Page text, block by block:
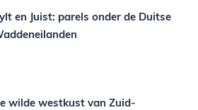
en Juist: parels onder de Duitse
wilde westkust van Zuid-